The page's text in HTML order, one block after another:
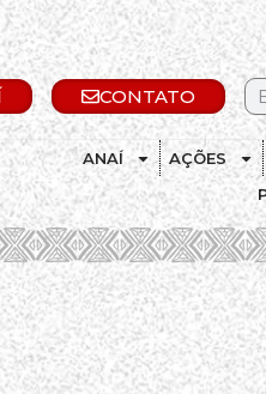
CONTATO
ANAÍ AÇÕES